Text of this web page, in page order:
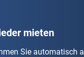
mieten
Sie automatisch